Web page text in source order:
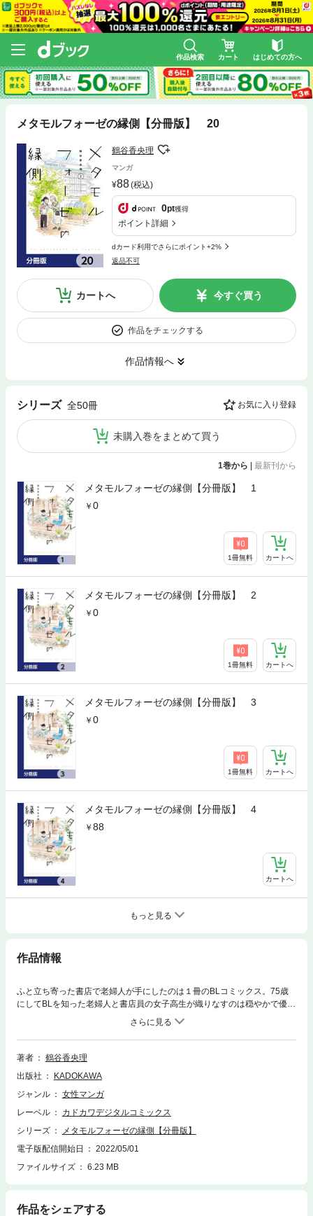
作品検索 カート はじめての方へ
メタモルフォーゼの縁側【分冊版】 20
鶴谷香央理
マンガ
88(税込)
0pt獲得
ポイント詳細
dカード利用でさらにポイント+2%
返品不可
カートへ 今すぐ買う
作品をチェックする
作品情報へ
シリーズ 全50冊 お気に入り登録
未購入巻をまとめて買う
1巻から | 最新刊から
メタモルフォーゼの縁側【分冊版】 1
0
1冊無料 カートへ
メタモルフォーゼの縁側【分冊版】 2
0
1冊無料 カートへ
メタモルフォーゼの縁側【分冊版】 3
0
1冊無料 カートへ
メタモルフォーゼの縁側【分冊版】 4
88
カートへ
もっと見る
作品情報
ふと立ち寄った書店で老婦人が手にしたのは１冊のBLコミックス。75歳
にしてBLを知った老婦人と書店員の女子高生が織りなすのは穏やかで優し
い、しかし心がさざめく日々でした。分冊版第20弾。
著者
鶴谷香央理
出版社
KADOKAWA
ジャンル
女性マンガ
レーベル
カドカワデジタルコミックス
シリーズ
メタモルフォーゼの縁側【分冊版】
電子版配信開始日
2022/05/01
ファイルサイズ
6.23 MB
作品をシェアする